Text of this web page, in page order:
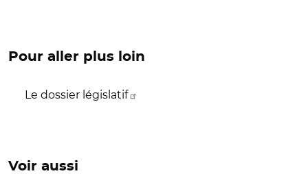
Pour aller plus loin
Le dossier législatif
Voir aussi